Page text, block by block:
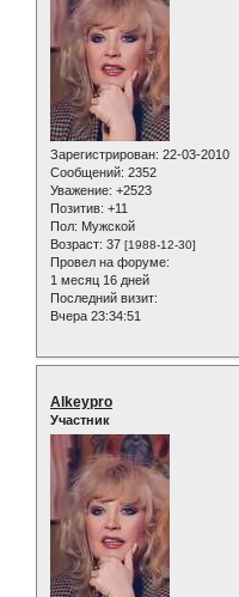
Зарегистрирован: 22-03-2010
Сообщений: 2352
Уважение: +2523
Позитив: +11
Пол: Мужской
Возраст: 37 [1988-12-30]
Провел на форуме:
1 месяц 16 дней
Последний визит:
Вчера 23:34:51
Alkeypro
Участник